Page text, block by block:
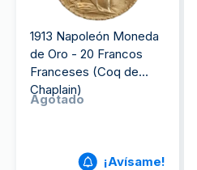
1913 Napoleón Moneda
de Oro - 20 Francos
Franceses (Coq de
Chaplain)
Agotado
¡Avísame!